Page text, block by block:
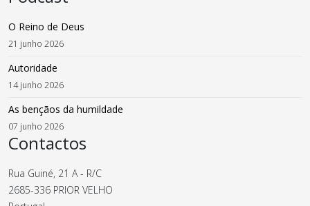
O Reino de Deus
21 junho 2026
Autoridade
14 junho 2026
As bençãos da humildade
07 junho 2026
Contactos
Rua Guiné, 21 A - R/C
2685-336 PRIOR VELHO